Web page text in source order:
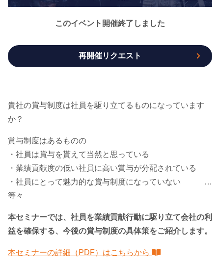
貴社の賞与制度は社員を駆り立てるものになっています
か？
賞与制度はあるものの
・社員は賞与を貰えて当然と思っている
・業績貢献度の低い社員に高い賞与が分配されている
・社員にとって魅力的な賞与制度になっていない …
等々
本セミナーでは、社員を業績貢献行動に駆り立て会社の利
益を確保する、今後の賞与制度の具体策をご紹介します。
本セミナーの詳細（PDF）はこちらから
このイベント開催終了しました
再開催リクエスト